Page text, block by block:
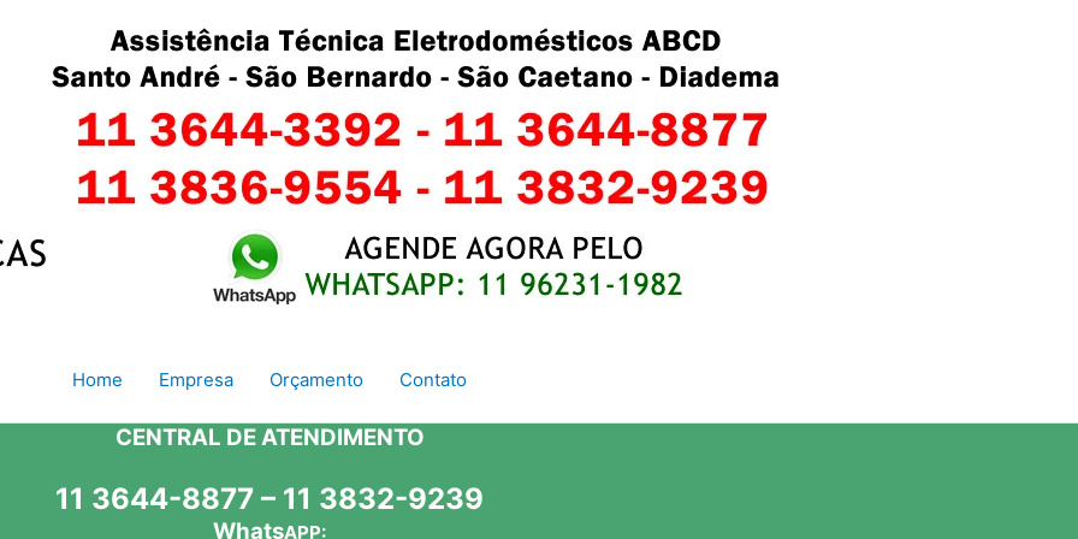
Home Empresa Orçamento Contato
CENTRAL DE ATENDIMENTO
11 3644-8877 – 11 3832-9239
WhatsAPP: